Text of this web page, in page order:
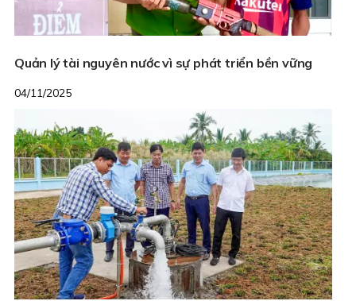
Quản lý tài nguyên nước vì sự phát triển bền vững
04/11/2025